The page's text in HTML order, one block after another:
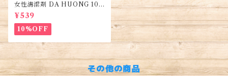
女性清潔剤 DA HUONG 100
ml 1本・Women's Cleanse
r・Dung dịch vệ sinh phụ n
ữ
¥539
10%OFF
その他の商品